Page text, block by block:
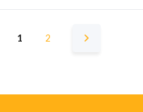
1 2